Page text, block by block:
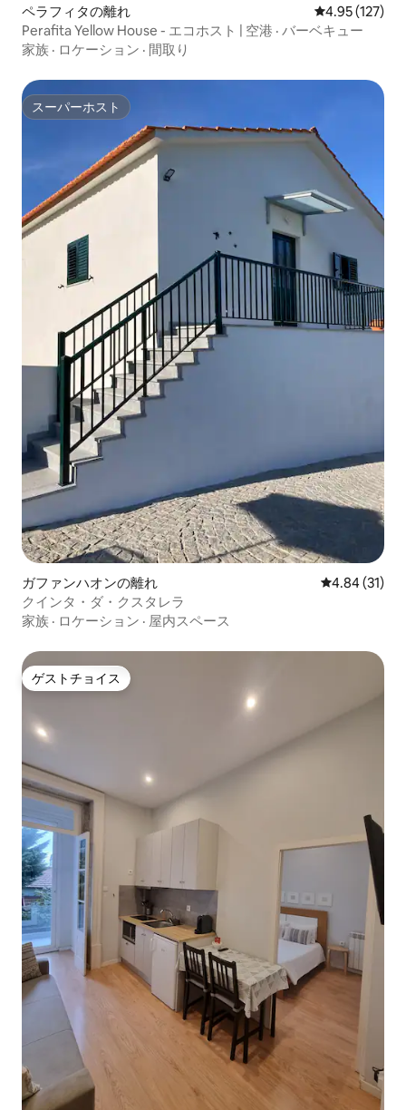
ペラフィタの離れ レビュー127
4.95 (127)
Perafita Yellow House - エコホスト | 空港 · バーベキュー
家族 · ロケーション · 間取り
スーパーホスト
スーパーホスト
ガファンハオンの離れ レビュー31
4.84 (31)
クインタ・ダ・クスタレラ
家族 · ロケーション · 屋内スペース
ゲストチョイス
ゲストチョイス